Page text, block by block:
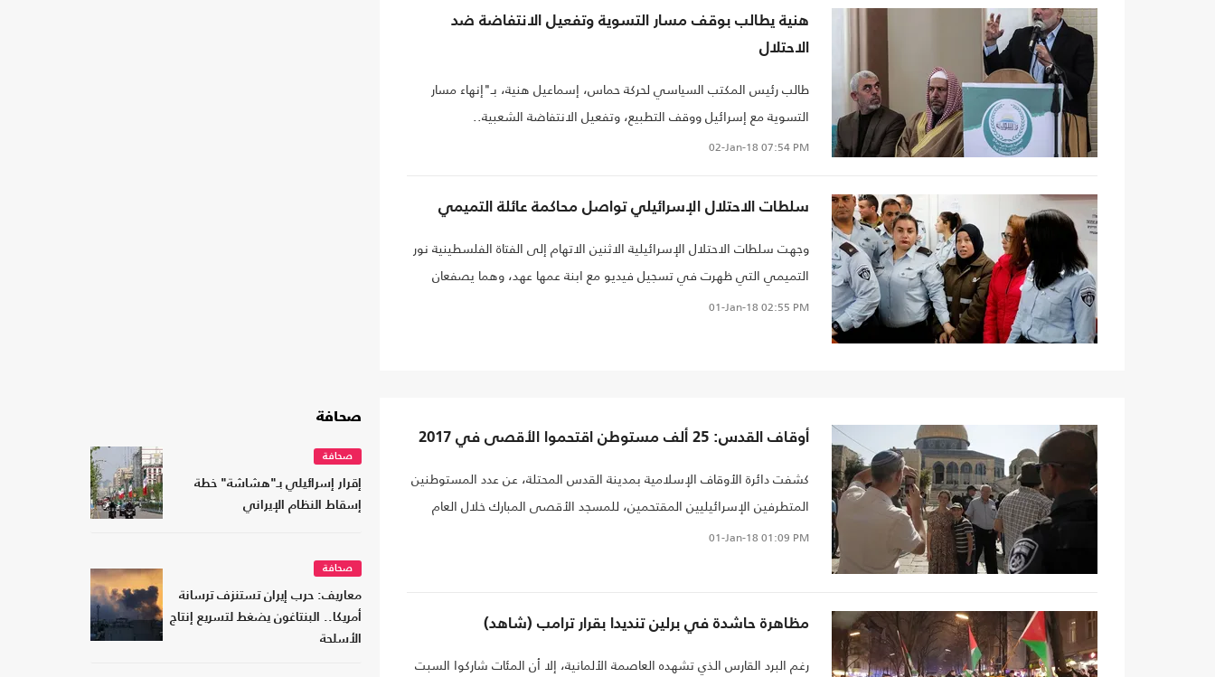
هنية يطالب بوقف مسار التسوية وتفعيل الانتفاضة ضد
الاحتلال
طالب رئيس المكتب السياسي لحركة حماس، إسماعيل هنية، بـ"إنهاء مسار
التسوية مع إسرائيل ووقف التطبيع، وتفعيل الانتفاضة الشعبية..
02-Jan-18 07:54 PM
سلطات الاحتلال الإسرائيلي تواصل محاكمة عائلة التميمي
وجهت سلطات الاحتلال الإسرائيلية الاثنين الاتهام إلى الفتاة الفلسطينية نور
التميمي التي ظهرت في تسجيل فيديو مع ابنة عمها عهد، وهما يصفعان
جنديين إسرائيليين اقتحما منزلهما في قرية بالضفة الغربية المحتلة..
01-Jan-18 02:55 PM
أوقاف القدس: 25 ألف مستوطن اقتحموا الأقصى في 2017
كشفت دائرة الأوقاف الإسلامية بمدينة القدس المحتلة، عن عدد المستوطنين
المتطرفين الإسرائيليين المقتحمين، للمسجد الأقصى المبارك خلال العام
الماضي 2017. 01-Jan-18 01:09 PM
مظاهرة حاشدة في برلين تنديدا بقرار ترامب (شاهد)
رغم البرد القارس الذي تشهده العاصمة الألمانية، إلا أن المئات شاركوا السبت
صحافة
صحافة
إقرار إسرائيلي بـ"هشاشة" خطة
إسقاط النظام الإيراني
صحافة
معاريف: حرب إيران تستنزف ترسانة
أمريكا.. البنتاغون يضغط لتسريع إنتاج
الأسلحة